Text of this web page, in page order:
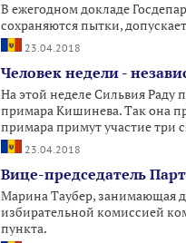
В ежегодном докладе
сохраняются пытки,
23.04.2018
Человек недели -
На этой неделе Сильвия Раду
примара Кишинева. Так она
примара примут участие три
23.04.2018
Вице-председатель
Марина Таубер, занимающая
избирательной комиссией
пункта.